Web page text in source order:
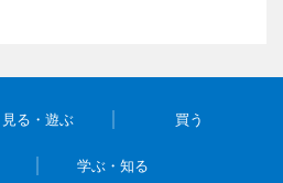
見る・遊ぶ 買う
学ぶ・知る